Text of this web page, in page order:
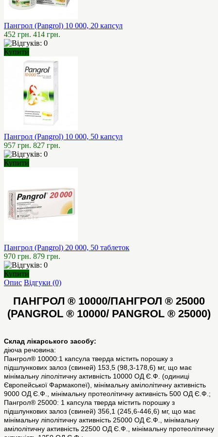
Пангрол (Pangrol) 10 000, 20 капсул
452 грн. 414 грн.
Купити
Пангрол (Pangrol) 10 000, 50 капсул
957 грн. 827 грн.
Купити
Пангрол (Pangrol) 20 000, 50 таблеток
970 грн. 879 грн.
Купити
Опис Відгуки (0)
ПАНГРОЛ ® 10000/ПАНГРОЛ ® 25000
(PANGROL ® 10000/ PANGROL ® 25000)
Склад лікарського засобу:
діюча речовина:
Пангрол® 10000:1 капсула тверда містить порошку з
підшлункових залоз (свиней) 153,5 (98,3-178,6) мг, що має
мінімальну ліполітичну активність 10000 ОД Є.Ф. (одиниці
Європейської Фармакопеї), мінімальну амілолітичну активність
9000 ОД Є.Ф., мінімальну протеолітичну активність 500 ОД Є.Ф.;
Пангрол® 25000: 1 капсула тверда містить порошку з
підшлункових залоз (свиней) 356,1 (245,6-446,6) мг, що має
мінімальну ліполітичну активність 25000 ОД Є.Ф., мінімальну
амілолітичну активність 22500 ОД Є.Ф., мінімальну протеолітичну